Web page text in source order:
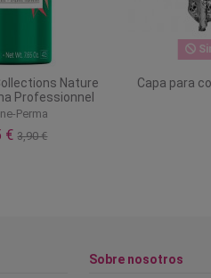
Nature
Professionnel
Perma
€3,90 €
Capa para
Sobre nosotros